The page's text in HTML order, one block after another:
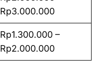
Rp3.000.000
Rp1.300.000 –
Rp2.000.000